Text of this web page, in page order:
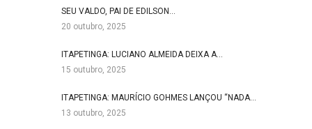
SEU VALDO, PAI DE EDILSON…
20 outubro, 2025
ITAPETINGA: LUCIANO ALMEIDA DEIXA A…
15 outubro, 2025
ITAPETINGA: MAURÍCIO GOHMES LANÇOU “NADA…
13 outubro, 2025